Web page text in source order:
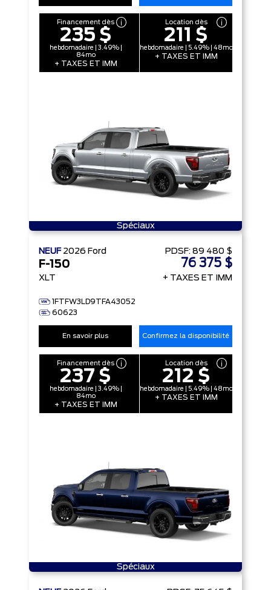
Financement dès
235 $
hebdomadaire | 3.49% |
84mo
+ TAXES ET IMM
Location dès
211 $
hebdomadaire | 5.49% | 48mo
+ TAXES ET IMM
Spéciaux
NEUF 2026 Ford
F-150
XLT
1FTFW3LD9TFA43052
60623
PDSF: 89 480 $
76 375 $
+ TAXES ET IMM
En savoir plus Confirmez la disponibilité
Financement dès
237 $
hebdomadaire | 3.49% |
84mo
+ TAXES ET IMM
Location dès
212 $
hebdomadaire | 5.49% | 48mo
+ TAXES ET IMM
Spéciaux